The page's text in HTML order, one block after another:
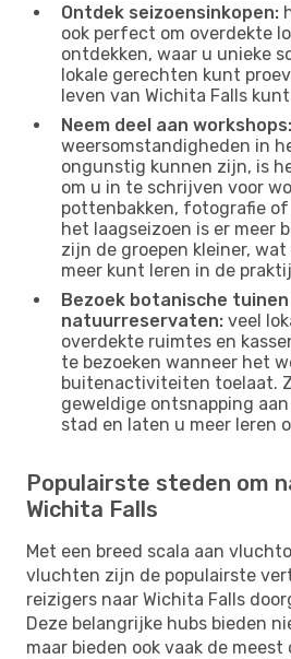
Ontdek seizoensinkopen:
ook perfect om overdekte
ontdekken, waar u unieke
lokale gerechten kunt
leven van Wichita Falls
Neem deel aan workshops:
weersomstandigheden in
ongunstig kunnen zijn, is
om u in te schrijven voor
pottenbakken, fotografie of
het laagseizoen is er meer
zijn de groepen kleiner,
meer kunt leren in de
Bezoek botanische
natuurreservaten: veel
overdekte ruimtes en
te bezoeken wanneer het
buitenactiviteiten toelaat.
geweldige ontsnapping
stad en laten u meer leren
Populairste steden om
Wichita Falls
Met een breed scala aan
vluchten zijn de populairste
reizigers naar Wichita Falls
Deze belangrijke hubs bieden
maar bieden ook vaak de